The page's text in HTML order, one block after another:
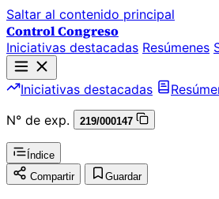
Saltar al contenido principal
Control Congreso
Iniciativas destacadas Resúmenes
Iniciativas destacadas
N° de exp.
219/000147
Índice
Compartir
Guardar